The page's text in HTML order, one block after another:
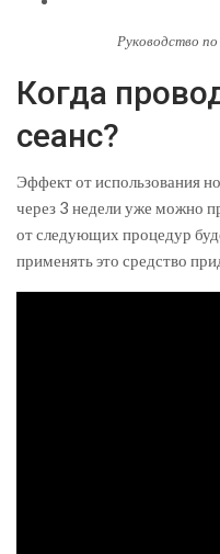
Руководство по
Когда
сеанс?
Эффект от использования
через 3 недели уже можно
от следующих процедур
применять это средство